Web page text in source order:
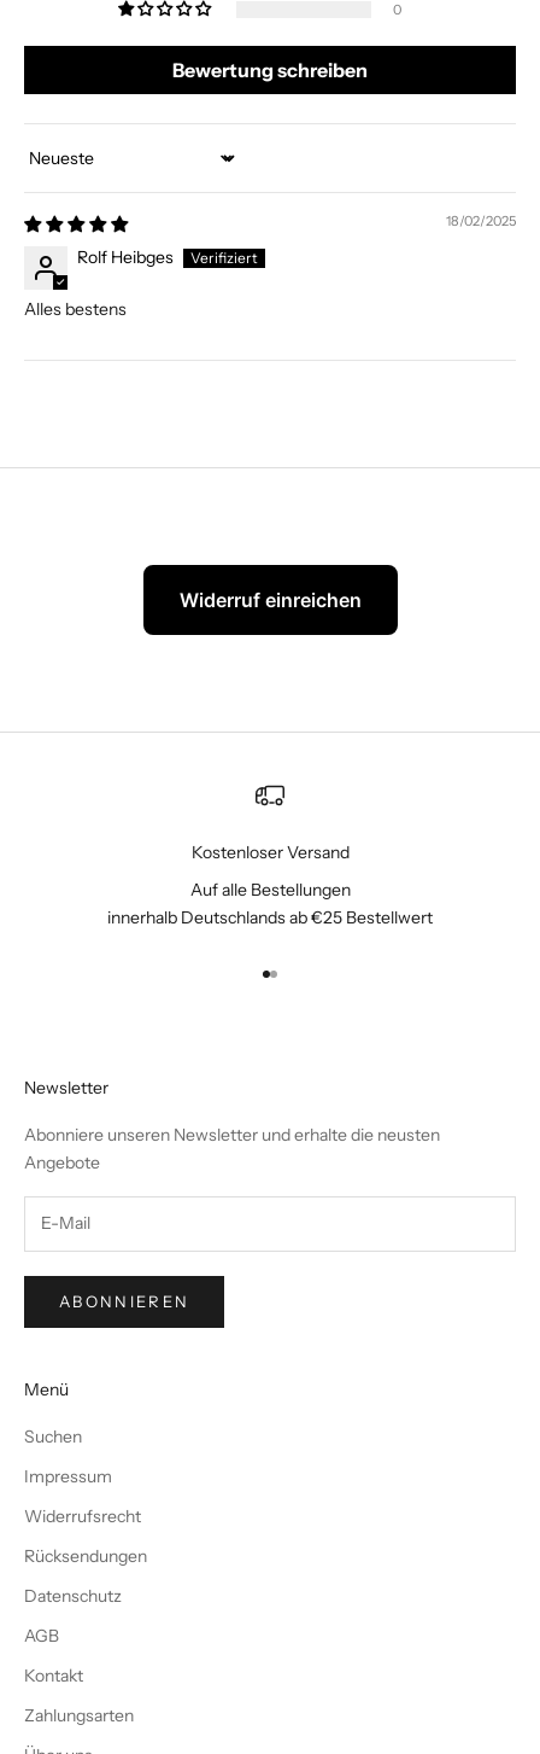
0
Bewertung schreiben
Sort by
18/02/2025
Rolf Heibges
Alles bestens
Widerruf einreichen
Kostenloser Versand
Auf alle Bestellungen
innerhalb Deutschlands ab €25 Bestellwert
Gehe zu Element 1
Gehe zu Element 2
Newsletter
Abonniere unseren Newsletter und erhalte die neusten
Angebote
ABONNIEREN
Menü
Suchen
Impressum
Widerrufsrecht
Rücksendungen
Datenschutz
AGB
Kontakt
Zahlungsarten